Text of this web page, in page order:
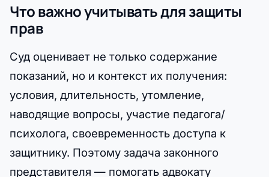
Что важно учитывать для защиты
прав
Суд оценивает не только содержание
показаний, но и контекст их получения:
условия, длительность, утомление,
наводящие вопросы, участие педагога/
психолога, своевременность доступа к
защитнику. Поэтому задача законного
представителя — помогать адвокату